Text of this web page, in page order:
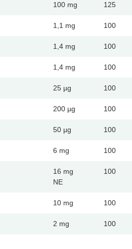
100 mg 125
1,1 mg 100
1,4 mg 100
1,4 mg 100
25 µg 100
200 µg 100
50 µg 100
6 mg 100
16 mg
NE
100
10 mg 100
2 mg 100